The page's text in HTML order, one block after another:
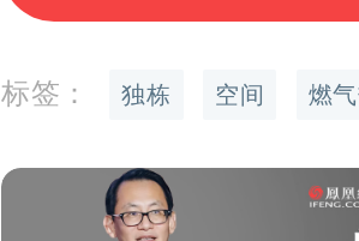
房窗边，不建议
现危险。
我们再看看室外
标签： 独栋 空间 燃